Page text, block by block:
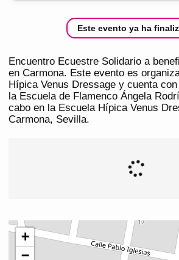
Este evento ya ha
Encuentro Ecuestre Solidario a
en Carmona. Este evento es
Hípica Venus Dressage y cuenta
la Escuela de Flamenco Ángela
cabo en la Escuela Hípica Venus
Carmona, Sevilla.